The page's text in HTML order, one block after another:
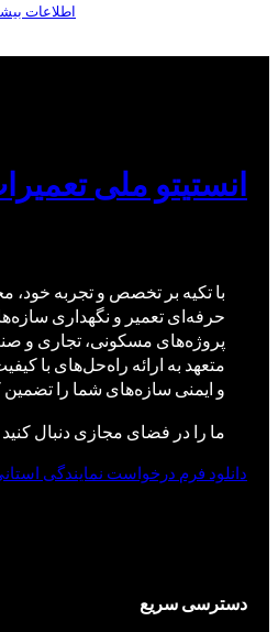
اطلاعات
انستیتو ملی
با تکیه بر تخصص و تجربه خود،
حرفه‌ای تعمیر و نگهداری
پروژه‌های مسکونی، تجاری و
متعهد به ارائه راه‌حل‌های با
و ایمنی سازه‌های شما را تضمین
ما را در فضای مجازی دنبال کنید
دانلود فرم درخواست نمایندگی
دسترسی سریع